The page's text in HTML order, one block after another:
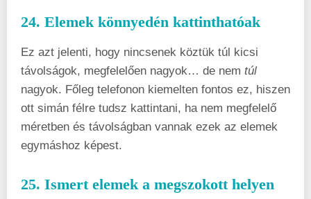
24. Elemek könnyedén kattinthatóak
Ez azt jelenti, hogy nincsenek köztük túl kicsi
távolságok, megfelelően nagyok… de nem túl
nagyok. Főleg telefonon kiemelten fontos ez, hiszen
ott simán félre tudsz kattintani, ha nem megfelelő
méretben és távolságban vannak ezek az elemek
egymáshoz képest.
25. Ismert elemek a megszokott helyen